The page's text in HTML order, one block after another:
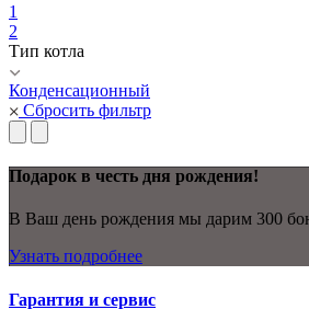
1
2
Тип котла
Конденсационный
Сбросить фильтр
Подарок в честь дня рождения!
В Ваш день рождения мы дарим 300
Узнать подробнее
Гарантия и сервис